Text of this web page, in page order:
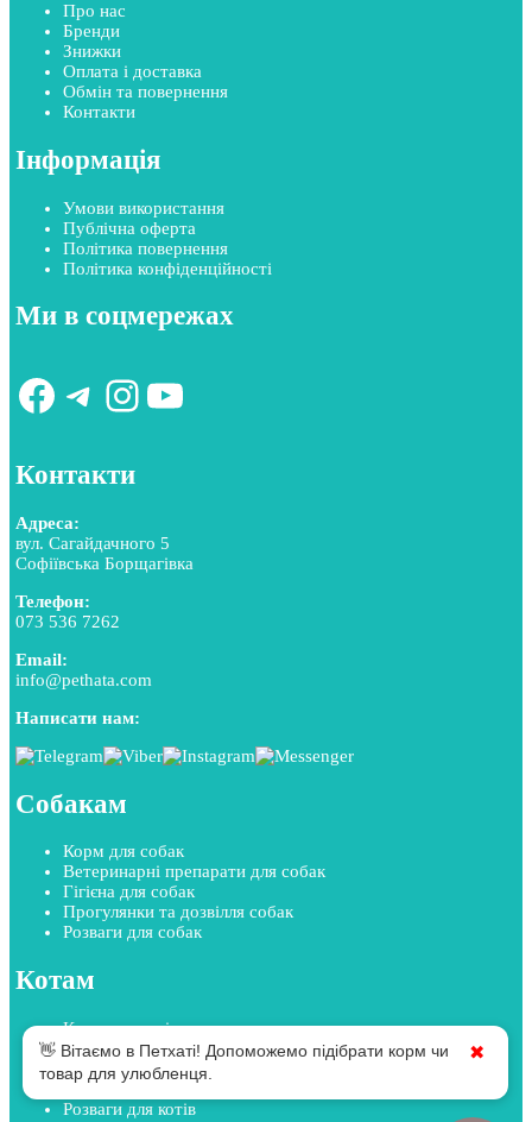
Про нас
Бренди
Знижки
Оплата і доставка
Обмін та повернення
Контакти
Інформація
Умови використання
Публічна оферта
Політика повернення
Політика конфіденційності
Ми в соцмережах
Facebook
Telegram
Instagram
YouTube
Контакти
Адреса:
вул. Сагайдачного 5
Софіївська Борщагівка
Телефон:
073 536 7262
Email:
info@pethata.com
Написати нам:
Собакам
Корм для собак
Ветеринарні препарати для собак
Гігієна для собак
Прогулянки та дозвілля собак
Розваги для собак
Котам
Корм для котів
Ветеринарні препарати для котів
Гігієна для котів
Прогулянки та дозвілля котів
Розваги для котів
👋 Вітаємо в Петхаті! Допоможемо підібрати корм чи
товар для улюбленця.
✖